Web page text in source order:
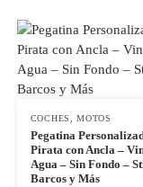
COCHES,MOTOS
Pegatina
Pirata con Ancla –
Agua – Sin Fondo –
Barcos y Más